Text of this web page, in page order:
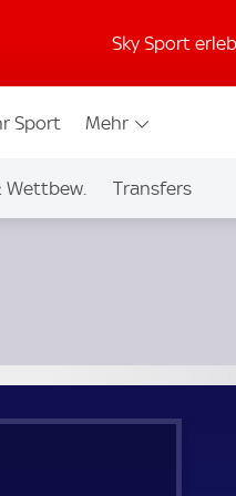
Sky Sport
Sport Mehr
Wettbew. Transfers